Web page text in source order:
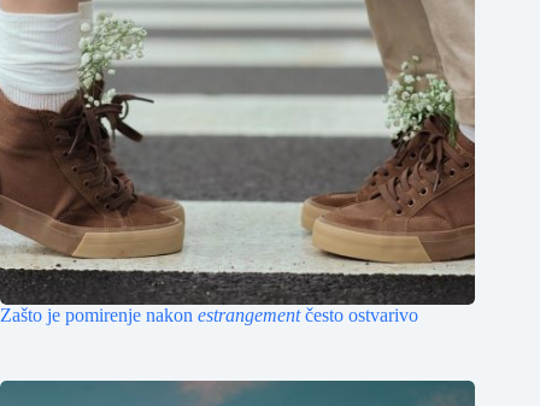
Zašto je pomirenje nakon estrangementčesto ostvarivo